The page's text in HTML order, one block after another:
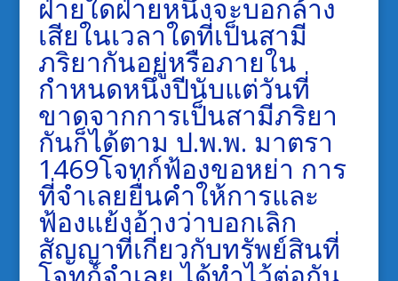
ฝ่ายใดฝ่ายหนึ่งจะบอกล้าง
เสียในเวลาใดที่เป็นสามี
ภริยากันอยู่หรือภายใน
กำหนดหนึ่งปีนับแต่วันที่
ขาดจากการเป็นสามีภริยา
กันก็ได้ตาม ป.พ.พ. มาตรา
1469โจทก์ฟ้องขอหย่า การ
ที่จำเลยยื่นคำให้การและ
ฟ้องแย้งอ้างว่าบอกเลิก
สัญญาที่เกี่ยวกับทรัพย์สินที่